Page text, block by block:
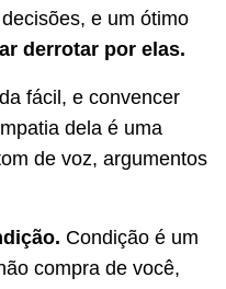
e um ótimo
derrotar por elas.
fácil, e convencer
dela é uma
de voz, argumentos
Condição é um
compra de você,